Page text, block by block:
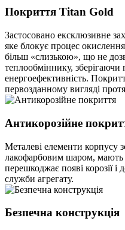
Покриття Titan Gold
Застосовано ексклюзивне
яке блокує процес
більш «слизькою», що не
теплообміннику,
енергоефективність.
первозданному вигляді
Антикорозійне
Металеві елементи корпусу
лакофарбовим шаром, мають
перешкоджає появі корозії
служби агрегату.
Безпечна конструкція